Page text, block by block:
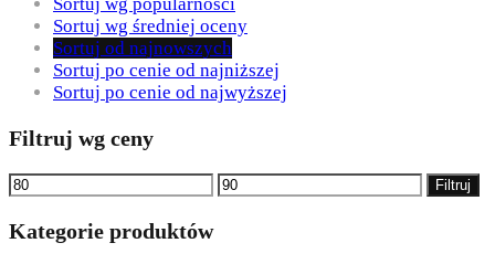
Sortuj wg popularności
Sortuj wg średniej oceny
Sortuj od najnowszych
Sortuj po cenie od najniższej
Sortuj po cenie od najwyższej
Filtruj wg ceny
Cena
Cena
Filtruj
Kategorie produktów